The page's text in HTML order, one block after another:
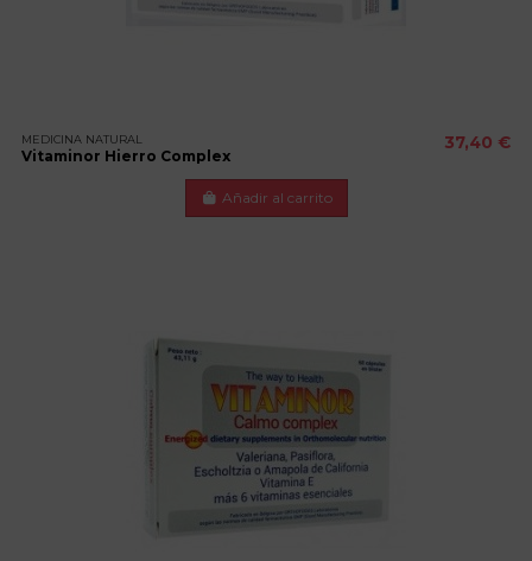
MEDICINA NATURAL
Vitaminor Hierro Complex
37,40 €
Añadir al carrito